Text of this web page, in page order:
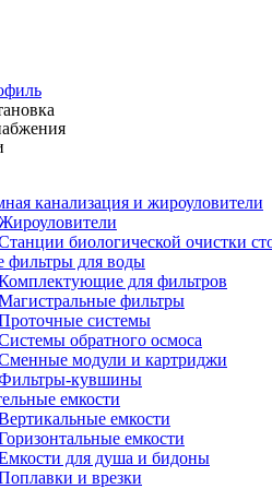
канализация и жироуловители
биологической очистки
фильтры для воды
для фильтров
фильтры
системы
обратного осмоса
модули и картриджи
кувшины
емкости
емкости
емкости
для душа и бидоны
и врезки